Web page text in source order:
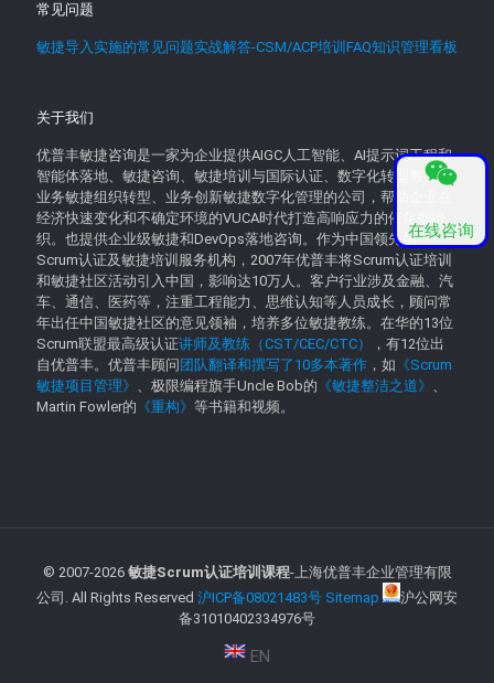
常见问题
敏捷导入实施的常见问题实战解答-CSM/ACP培训FAQ知识管理看板
关于我们
优普丰敏捷咨询是一家为企业提供AIGC人工智能、AI提示词工程和
智能体落地、敏捷咨询、敏捷培训与国际认证、数字化转型教育、
业务敏捷组织转型、业务创新敏捷数字化管理的公司，帮助企业在
经济快速变化和不确定环境的VUCA时代打造高响应力的催化型组
织。也提供企业级敏捷和DevOps落地咨询。作为中国领先的
Scrum认证及敏捷培训服务机构，2007年优普丰将Scrum认证培训
和敏捷社区活动引入中国，影响达10万人。客户行业涉及金融、汽
车、通信、医药等，注重工程能力、思维认知等人员成长，顾问常
年出任中国敏捷社区的意见领袖，培养多位敏捷教练。在华的13位
Scrum联盟最高级认证讲师及教练（CST/CEC/CTC）
，有12位出
自优普丰。优普丰顾问 团队翻译和撰写了10多本著作 ，如 《Scrum
敏捷项目管理》 、极限编程旗手Uncle Bob的 《敏捷整洁之道》 、
Martin Fowler的 《重构》 等书籍和视频。
© 2007-2026 敏捷Scrum认证培训课程-上海优普丰企业管理有限
公司. All Rights Reserved 沪ICP备08021483号 Sitemap
沪公网安
备31010402334976号
EN
在线咨询